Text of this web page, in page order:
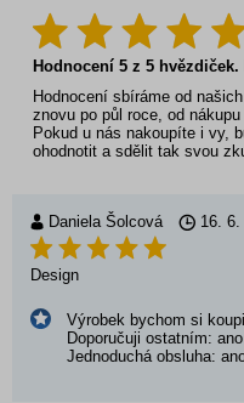
Hodnocení 5 z 5
Hodnocení sbíráme od
znovu po půl roce, od
Pokud u nás nakoupíte i vy,
ohodnotit a sdělit tak svou
Daniela Šolcová 16. 6.
Design
Výrobek bychom si
Doporučuji ostatním: ano
Jednoduchá obsluha: